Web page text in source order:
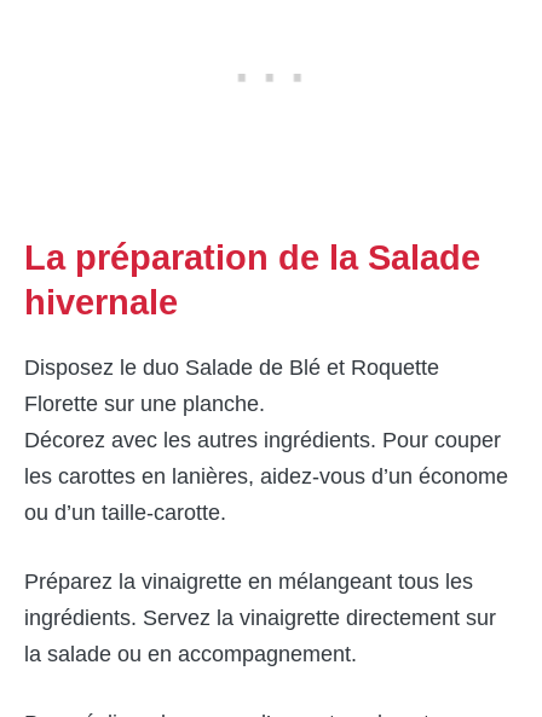
La préparation de la Salade
hivernale
Disposez le duo Salade de Blé et Roquette
Florette sur une planche.
Décorez avec les autres ingrédients. Pour couper
les carottes en lanières, aidez-vous d’un économe
ou d’un taille-carotte.
Préparez la vinaigrette en mélangeant tous les
ingrédients. Servez la vinaigrette directement sur
la salade ou en accompagnement.